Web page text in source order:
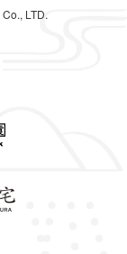
LTD.